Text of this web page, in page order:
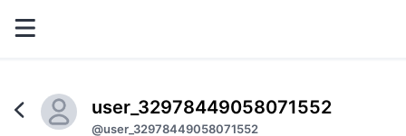
user_32978449058071552
@user_32978449058071552